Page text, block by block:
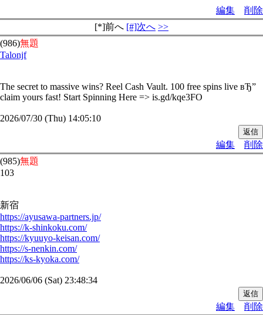
編集
削除
[*]前へ [#]次へ >>
(986)無題
Talonjf
The secret to massive wins? Reel Cash Vault. 100 free spins live вЂ”
claim yours fast! Start Spinning Here => is.gd/kqe3FO
2026/07/30 (Thu) 14:05:10
編集
削除
(985)無題
103
新宿
https://ayusawa-partners.jp/
https://k-shinkoku.com/
https://kyuuyo-keisan.com/
https://s-nenkin.com/
https://ks-kyoka.com/
2026/06/06 (Sat) 23:48:34
編集
削除